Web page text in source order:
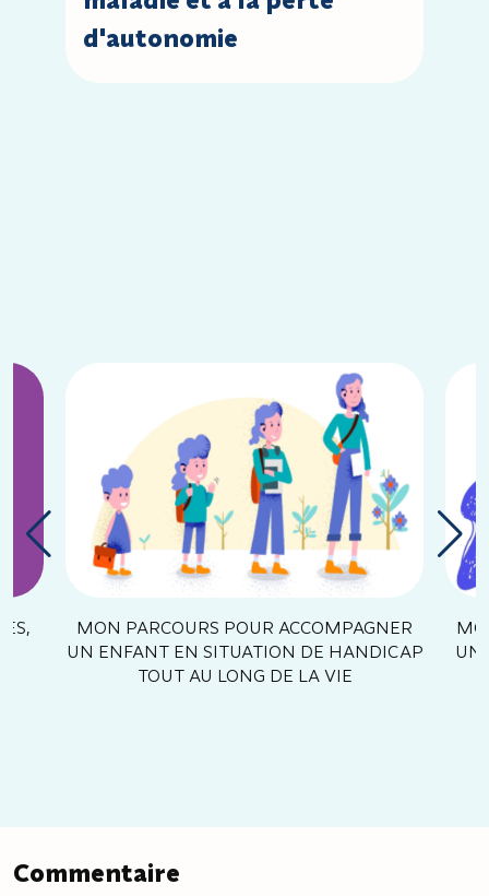
d'autonomie
MON PARCOURS POUR ACCOMPAGNER
UN ENFANT EN SITUATION DE HANDICAP
TOUT AU LONG DE LA VIE
UN
diapositive précédente
Commentaire